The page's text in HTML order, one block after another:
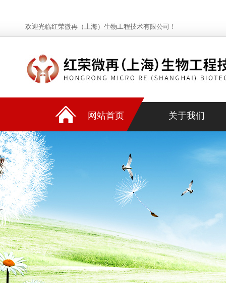
欢迎光临红荣微再（上海）生物工程技术有限公司！
网站首页 关于我们